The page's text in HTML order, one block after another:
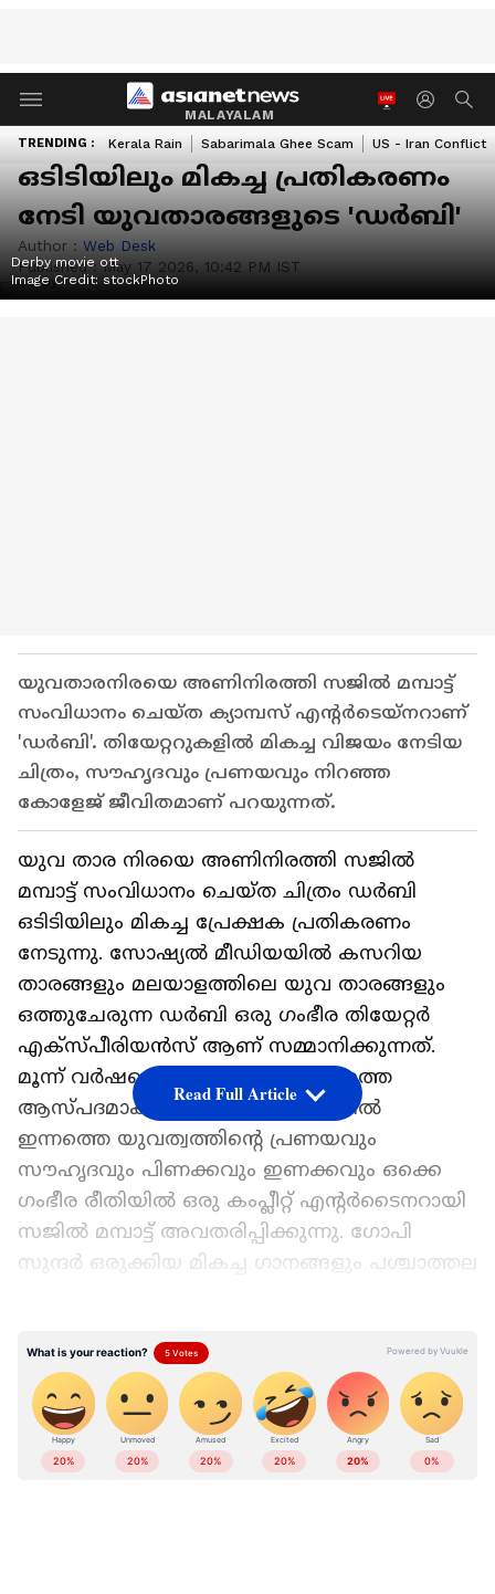
MALAYALAM
TRENDING : Kerala Rain Sabarimala Ghee Scam US - Iran Conflict
ഒടിടിയിലും മികച്ച പ്രതികരണം
നേടി യുവതാരങ്ങളുടെ 'ഡർബി'
Author : Web Desk
Published :May 17 2026, 10:42 PM IST
Derby movie ott
Image Credit: stockPhoto
യുവതാരനിരയെ അണിനിരത്തി സജിൽ മമ്പാട്ട്
സംവിധാനം ചെയ്ത ക്യാമ്പസ് എന്റർടെയ്‌നറാണ്
'ഡർബി'. തിയേറ്ററുകളിൽ മികച്ച വിജയം നേടിയ
ചിത്രം, സൗഹൃദവും പ്രണയവും നിറഞ്ഞ
കോളേജ് ജീവിതമാണ് പറയുന്നത്.
യുവ താര നിരയെ അണിനിരത്തി സജിൽ
മമ്പാട്ട് സംവിധാനം ചെയ്ത ചിത്രം ഡർബി
ഒടിടിയിലും മികച്ച പ്രേക്ഷക പ്രതികരണം
നേടുന്നു. സോഷ്യൽ മീഡിയയിൽ കസറിയ
താരങ്ങളും മലയാളത്തിലെ യുവ താരങ്ങളും
ഒത്തുചേരുന്ന ഡർബി ഒരു ഗംഭീര തിയേറ്റർ
എക്സ്പീരിയൻസ് ആണ് സമ്മാനിക്കുന്നത്.
മൂന്ന് വർഷത്തെ ക്യാംപസ് ജീവിതത്തെ
ആസ്‌പദമാക്കി ഒരുങ്ങിയ ചിത്രത്തിൽ
ഇന്നത്തെ യുവത്വത്തിന്റെ പ്രണയവും
സൗഹൃദവും പിണക്കവും ഇണക്കവും ഒക്കെ
ഗംഭീര രീതിയിൽ ഒരു കംപ്ലീറ്റ് എന്റർടൈനറായി
സജിൽ മമ്പാട്ട് അവതരിപ്പിക്കുന്നു. ഗോപി
സുന്ദർ ഒരുക്കിയ മികച്ച ഗാനങ്ങളും പശ്ചാത്തല
പ്രൈമിലൂടെ മെയ് 15 മുതലാണ് ചിത്രം
സ്ട്രീമിംഗ് ആരംഭിച്ചത്.
Add Asianetnews as a Preferred
Source
Read Full Article